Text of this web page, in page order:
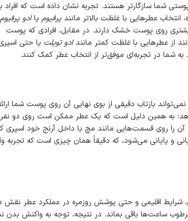
شما سازگارتر هستند. تجربه نشان داده است که افراد
عطرهایی با غلظت بالاتر مانند پرفیوم یاادو پرفیوم
روی پوست خشک دارند. در مقابل، افرادی که پوست
از عطرهایی با غلظت کمتر مانندادو تویلت یا حتی
به شما در تجربه‌ای موفق‌تر از انتخاب عطر کمک کنند.
بازتاب دقیقی از بوی نهایی آن روی پوست شما
به همین دلیل است که یک عطر ممکن است روی دو
آن را روی قسمت‌هایی مانند مچ یا داخل آرنج خود اسپری
میانی و پایانی می‌شود، که دقیقاً همان چیزی است که تجربه
اقلیمی و حتی پوشش روزمره در عملکرد عطر نقش
ساعت‌ها باقی بماند. در نتیجه، توجه به واکنش بدن